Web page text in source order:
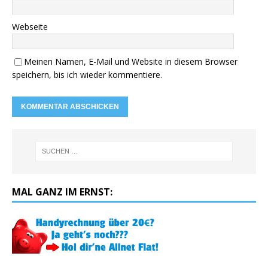
Webseite
Meinen Namen, E-Mail und Website in diesem Browser
speichern, bis ich wieder kommentiere.
MAL GANZ IM ERNST: